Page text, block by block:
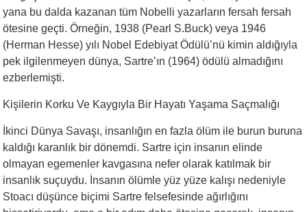
yana bu dalda kazanan tüm Nobelli yazarların fersah fersah
ötesine geçti. Örneğin, 1938 (Pearl S.Buck) veya 1946
(Herman Hesse) yılı Nobel Edebiyat Ödülü’nü kimin aldığıyla
pek ilgilenmeyen dünya, Sartre’ın (1964) ödülü almadığını
ezberlemişti.
Kişilerin Korku Ve Kaygıyla Bir Hayatı Yaşama Saçmalığı
İkinci Dünya Savaşı, insanlığın en fazla ölüm ile burun buruna
kaldığı karanlık bir dönemdi. Sartre için insanın elinde
olmayan egemenler kavgasına nefer olarak katılmak bir
insanlık suçuydu. İnsanın ölümle yüz yüze kalışı nedeniyle
Stoacı düşünce biçimi Sartre felsefesinde ağırlığını